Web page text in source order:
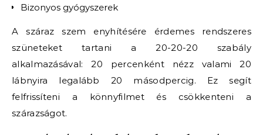
Bizonyos gyógyszerek
A száraz szem enyhítésére érdemes rendszeres
szüneteket tartani a 20-20-20 szabály
alkalmazásával: 20 percenként nézz valami 20
lábnyira legalább 20 másodpercig. Ez segít
felfrissíteni a könnyfilmet és csökkenteni a
szárazságot.